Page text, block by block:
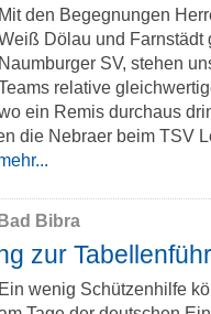
Mit den Begegnungen
Dölau und Farnstädt
Naumburger SV, stehen
relative
ein Remis durchaus
die Nebraer beim TSV
Bibra
zur
Ein wenig Schützenhilfe